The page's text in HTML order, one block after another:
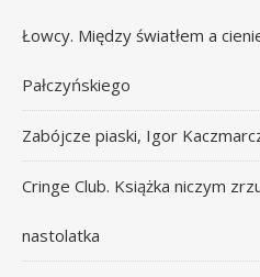
Łowcy. Między światłem a
Pałczyńskiego
Zabójcze piaski, Igor
Cringe Club. Książka niczym
nastolatka